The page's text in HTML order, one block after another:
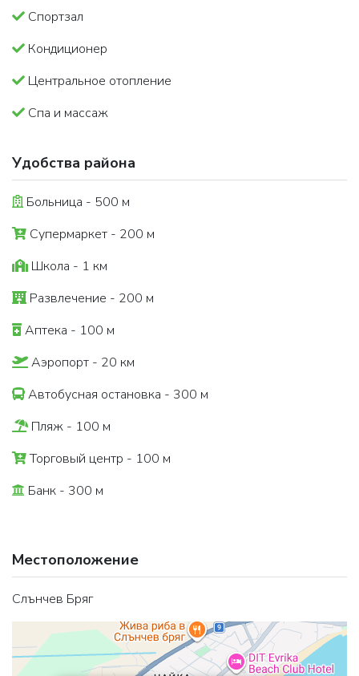
Спортзал
Кондиционер
Центральное отопление
Спа и массаж
Удобства района
Больница - 500 м
Супермаркет - 200 м
Школа - 1 км
Развлечение - 200 м
Аптека - 100 м
Аэропорт - 20 км
Автобусная остановка - 300 м
Пляж - 100 м
Торговый центр - 100 м
Банк - 300 м
Местоположение
Слънчев Бряг